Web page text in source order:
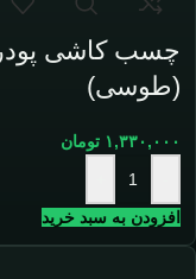
(طوسی)
۱,۳۳۰,۰۰۰ تومان
افزودن به سبد خرید